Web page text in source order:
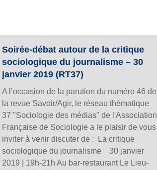
Soirée-débat autour de la critique
sociologique du journalisme – 30
janvier 2019 (RT37)
A l’occasion de la parution du numéro 46 de
la revue Savoir/Agir, le réseau thématique
37 "Sociologie des médias" de l'Association
Française de Sociologie a le plaisir de vous
inviter à venir discuter de : La critique
sociologique du journalisme 30 janvier
2019 | 19h-21h Au bar-restaurant Le Lieu-